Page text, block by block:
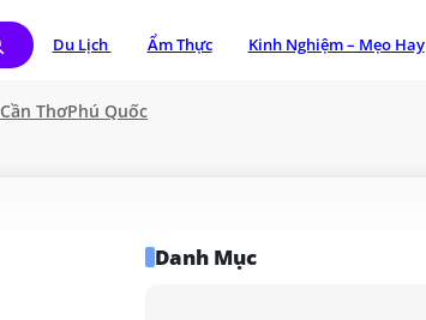
Du Lịch Ẩm Thực Kinh Nghiệm – Mẹo Hay
Cần ThơPhú Quốc
Danh Mục